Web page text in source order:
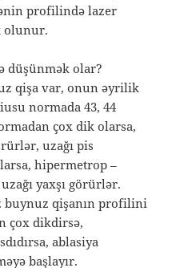
profilində lazer
olunur.
düşünmək olar?
qişa var, onun əyrilik
normada 43, 44
çox dik olarsa,
uzağı pis
hipermetrop –
yaxşı görürlər.
buynuz qişanın profilini
çox dikdirsə,
ablasiya
başlayır.